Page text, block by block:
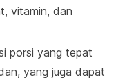
vitamin, dan
porsi yang tepat
yang juga dapat